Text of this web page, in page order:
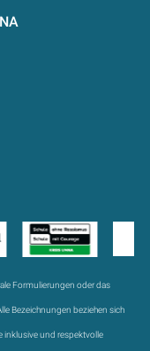
Formulierungen oder das
Bezeichnungen beziehen sich
inklusive und respektvolle